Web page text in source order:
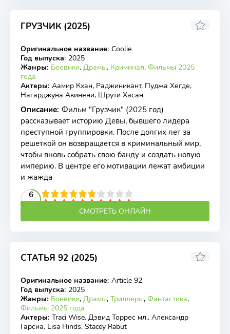
ГРУЗЧИК (2025)
WEB-DL
Оригинальное название: Coolie
Год выпуска: 2025
Жанры: Боевики, Драмы, Криминал, Фильмы 2025
года
Актеры: Аамир Кхан, Раджиникант, Пуджа Хегде,
Нагарджуна Акинени, Шрути Хасан
Описание: Фильм "Грузчик" (2025 год)
рассказывает историю Девы, бывшего лидера
преступной группировки. После долгих лет за
решеткой он возвращается в криминальный мир,
чтобы вновь собрать свою банду и создать новую
империю. В центре его мотивации лежат амбиции
и жажда
6
4 5 6 7 8 9 10
СМОТРЕТЬ ОНЛАЙН
СТАТЬЯ 92 (2025)
WEB-DL
Оригинальное название: Article 92
Год выпуска: 2025
Жанры: Боевики, Драмы, Триллеры, Фантастика,
Фильмы 2025 года
Актеры: Traci Wise, Дэвид Торрес мл., Александр
Гарсиа, Lisa Hinds, Stacey Rabut